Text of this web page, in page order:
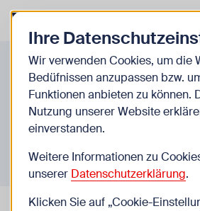
Zurück zur Startseite
Themen & Highlights
Alles rund um
Hier findest du Spieletipps,
Ihre
Wir verwenden Cookies, um die
Bedüfnissen anzupassen bzw.
Funktionen anbieten zu können.
Nutzung unserer Website
einverstanden.
Weitere Informationen zu
unserer Datenschutzerklärung.
Klicken Sie auf „Cookie-